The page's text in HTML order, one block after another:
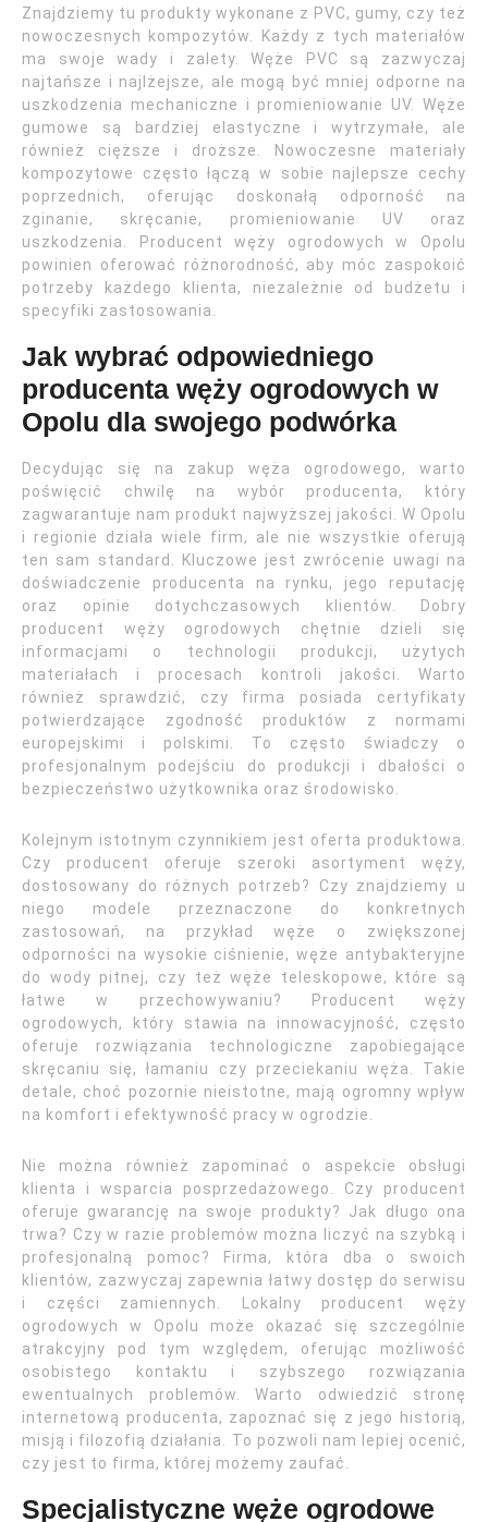
Znajdziemy tu produkty wykonane z PVC, gumy, czy też
nowoczesnych kompozytów. Każdy z tych materiałów
ma swoje wady i zalety. Węże PVC są zazwyczaj
najtańsze i najlżejsze, ale mogą być mniej odporne na
uszkodzenia mechaniczne i promieniowanie UV. Węże
gumowe są bardziej elastyczne i wytrzymałe, ale
również cięższe i droższe. Nowoczesne materiały
kompozytowe często łączą w sobie najlepsze cechy
poprzednich, oferując doskonałą odporność na
zginanie, skręcanie, promieniowanie UV oraz
uszkodzenia. Producent węży ogrodowych w Opolu
powinien oferować różnorodność, aby móc zaspokoić
potrzeby każdego klienta, niezależnie od budżetu i
specyfiki zastosowania.
Jak wybrać odpowiedniego
producenta węży ogrodowych w
Opolu dla swojego podwórka
Decydując się na zakup węża ogrodowego, warto
poświęcić chwilę na wybór producenta, który
zagwarantuje nam produkt najwyższej jakości. W Opolu
i regionie działa wiele firm, ale nie wszystkie oferują
ten sam standard. Kluczowe jest zwrócenie uwagi na
doświadczenie producenta na rynku, jego reputację
oraz opinie dotychczasowych klientów. Dobry
producent węży ogrodowych chętnie dzieli się
informacjami o technologii produkcji, użytych
materiałach i procesach kontroli jakości. Warto
również sprawdzić, czy firma posiada certyfikaty
potwierdzające zgodność produktów z normami
europejskimi i polskimi. To często świadczy o
profesjonalnym podejściu do produkcji i dbałości o
bezpieczeństwo użytkownika oraz środowisko.
Kolejnym istotnym czynnikiem jest oferta produktowa.
Czy producent oferuje szeroki asortyment węży,
dostosowany do różnych potrzeb? Czy znajdziemy u
niego modele przeznaczone do konkretnych
zastosowań, na przykład węże o zwiększonej
odporności na wysokie ciśnienie, węże antybakteryjne
do wody pitnej, czy też węże teleskopowe, które są
łatwe w przechowywaniu? Producent węży
ogrodowych, który stawia na innowacyjność, często
oferuje rozwiązania technologiczne zapobiegające
skręcaniu się, łamaniu czy przeciekaniu węża. Takie
detale, choć pozornie nieistotne, mają ogromny wpływ
na komfort i efektywność pracy w ogrodzie.
Nie można również zapominać o aspekcie obsługi
klienta i wsparcia posprzedażowego. Czy producent
oferuje gwarancję na swoje produkty? Jak długo ona
trwa? Czy w razie problemów można liczyć na szybką i
profesjonalną pomoc? Firma, która dba o swoich
klientów, zazwyczaj zapewnia łatwy dostęp do serwisu
i części zamiennych. Lokalny producent węży
ogrodowych w Opolu może okazać się szczególnie
atrakcyjny pod tym względem, oferując możliwość
osobistego kontaktu i szybszego rozwiązania
ewentualnych problemów. Warto odwiedzić stronę
internetową producenta, zapoznać się z jego historią,
misją i filozofią działania. To pozwoli nam lepiej ocenić,
czy jest to firma, której możemy zaufać.
Specjalistyczne węże ogrodowe